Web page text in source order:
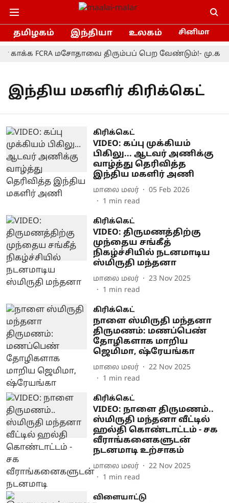
தமிழகம் இந்தியா உலகம் சினிமா
FCRA மசோதாவை திரும்பப் பெற வேண்டும்!-
இந்திய மகளிர் கிரிக்கெட்
கிரிக்கெட்
VIDEO: கப்பு முக்கியம்
பிகிலு... ஆடவர் அணிக்கு
வாழ்த்து தெரிவித்த
இந்திய மகளிர் அணி
மாலை மலர்
05 Feb 2026
1 min read
கிரிக்கெட்
VIDEO: திருமணத்திற்கு
முந்தைய சங்கீத்
நிகழ்ச்சியில் நடனமாடிய
ஸ்மிருதி மந்தனா
மாலை மலர்
23 Nov 2025
1 min read
கிரிக்கெட்
நாளை ஸ்மிருதி மந்தனா
திருமணம்: மணப்பெண்
தோழிகளாக மாறிய
ஜெமிமா, ஷ்ரேயங்கா
மாலை மலர்
22 Nov 2025
1 min read
கிரிக்கெட்
VIDEO: நாளை திருமணம்..
ஸ்மிருதி மந்தனா வீட்டில்
ஹல்தி கொண்டாட்டம் - சக
வீராங்கனைகளுடன்
நடனமாடி உற்சாகம்
மாலை மலர்
22 Nov 2025
1 min read
விளையாட்டு